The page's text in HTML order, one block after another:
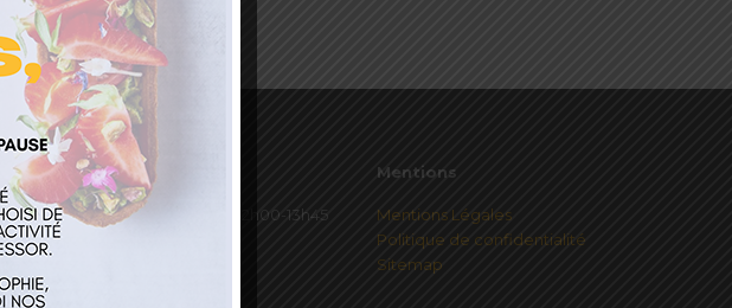
Horaires
Mardi au Vendredi 12h00-13h45
Mentions
Mentions Légales
Politique de confidentialité
Sitemap